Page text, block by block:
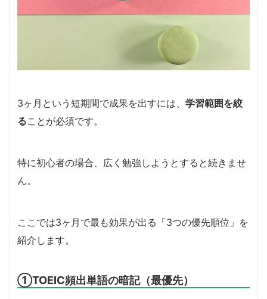
3ヶ月という短期間で成果を出すには、 学習範囲を絞
ることが必須です。
特に初心者の場合、広く勉強しようとすると続きませ
ん。
ここでは3ヶ月で最も効果が出る「3つの優先順位」を
紹介します。
①TOEIC頻出単語の暗記（最優先）